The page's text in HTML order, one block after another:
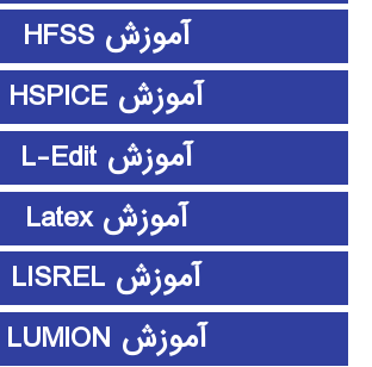
آموزش HFSS
آموزش HSPICE
آموزش L-Edit
آموزش Latex
آموزش LISREL
آموزش LUMION